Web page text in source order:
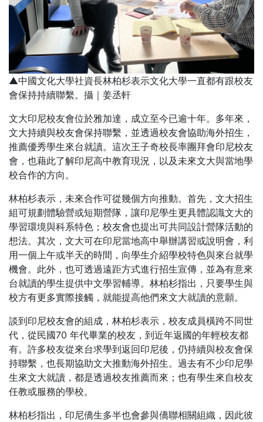
▲中國文化大學社資長林柏杉表示文化大學一直都有跟校友
會保持持續聯繫。攝｜姜丞軒
文大印尼校友會位於雅加達，成立至今已逾十年。多年來，
文大持續與校友會保持聯繫，並透過校友會協助海外招生，
推薦優秀學生來台就讀。這次王子奇校長率團拜會印尼校友
會，也藉此了解印尼高中教育現況，以及未來文大與當地學
校合作的方向。
林柏杉表示，未來合作可從幾個方向推動。首先，文大招生
組可規劃體驗營或短期營隊，讓印尼學生更具體認識文大的
學習環境與科系特色；校友會也提出可共同設計營隊活動的
想法。其次，文大可在印尼當地高中舉辦講習或說明會，利
用一個上午或半天的時間，向學生介紹學校特色與來台就學
機會。此外，也可透過遠距方式進行招生宣傳，並為有意來
台就讀的學生提供中文學習輔導。林柏杉指出，只要學生與
校方有更多實際接觸，就能提高他們來文大就讀的意願。
談到印尼校友會的組成，林柏杉表示，校友成員橫跨不同世
代，從民國70 年代畢業的校友，到近年返國的年輕校友都
有。許多校友從來台求學到返回印尼後，仍持續與校友會保
持聯繫，也長期協助文大推動海外招生。過去有不少印尼學
生來文大就讀，都是透過校友推薦而來；也有學生來自校友
任教或服務的學校。
林柏杉指出，印尼僑生多半也會參與僑聯相關組織，因此彼